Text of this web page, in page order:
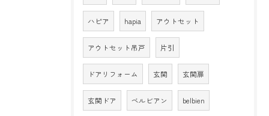
ハピア hapia アウトセット
アウトセット吊戸 片引
ドアリフォーム 玄関 玄関扉
玄関ドア ベルビアン belbien